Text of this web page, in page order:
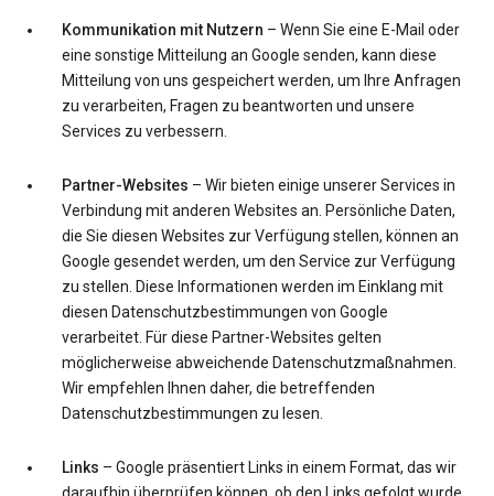
Kommunikation mit Nutzern – Wenn Sie eine E-Mail oder
eine sonstige Mitteilung an Google senden, kann diese
Mitteilung von uns gespeichert werden, um Ihre Anfragen
zu verarbeiten, Fragen zu beantworten und unsere
Services zu verbessern.
Partner-Websites – Wir bieten einige unserer Services in
Verbindung mit anderen Websites an. Persönliche Daten,
die Sie diesen Websites zur Verfügung stellen, können an
Google gesendet werden, um den Service zur Verfügung
zu stellen. Diese Informationen werden im Einklang mit
diesen Datenschutzbestimmungen von Google
verarbeitet. Für diese Partner-Websites gelten
möglicherweise abweichende Datenschutzmaßnahmen.
Wir empfehlen Ihnen daher, die betreffenden
Datenschutzbestimmungen zu lesen.
Links – Google präsentiert Links in einem Format, das wir